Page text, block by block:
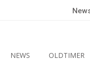
NEWS OLDTIMER